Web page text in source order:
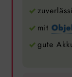
mit
gute